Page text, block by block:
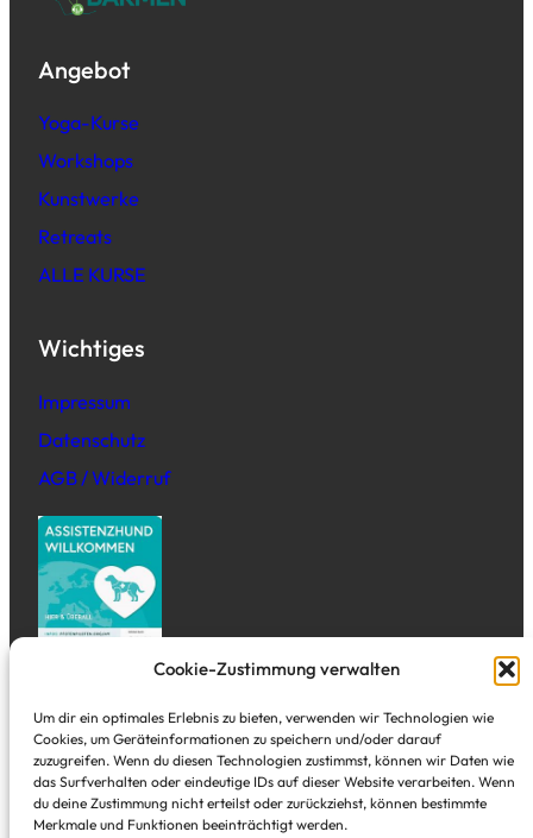
Cookie-Zustimmung verwalten
Um dir ein optimales Erlebnis zu bieten, verwenden wir Technologien wie
Cookies, um Geräteinformationen zu speichern und/oder darauf
zuzugreifen. Wenn du diesen Technologien zustimmst, können wir Daten wie
das Surfverhalten oder eindeutige IDs auf dieser Website verarbeiten. Wenn
du deine Zustimmung nicht erteilst oder zurückziehst, können bestimmte
Merkmale und Funktionen beeinträchtigt werden.
Angebot
Yoga-Kurse
Workshops
Kunstwerke
Retreats
ALLE KURSE
Wichtiges
Impressum
Datenschutz
AGB / Widerruf
Adresse
Tal Studio
Alte Freiheit 3
Wuppertal Elberfeld – direkt in der City